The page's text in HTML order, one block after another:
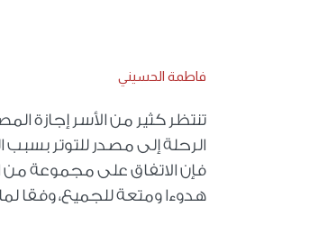
فاطمة الحسيني
تنتظر كثير من الأسر إجازة
الرحلة إلى مصدر للتوتر بسبب
فإن الاتفاق على مجموعة من
هدوءا ومتعة للجميع، وفقا